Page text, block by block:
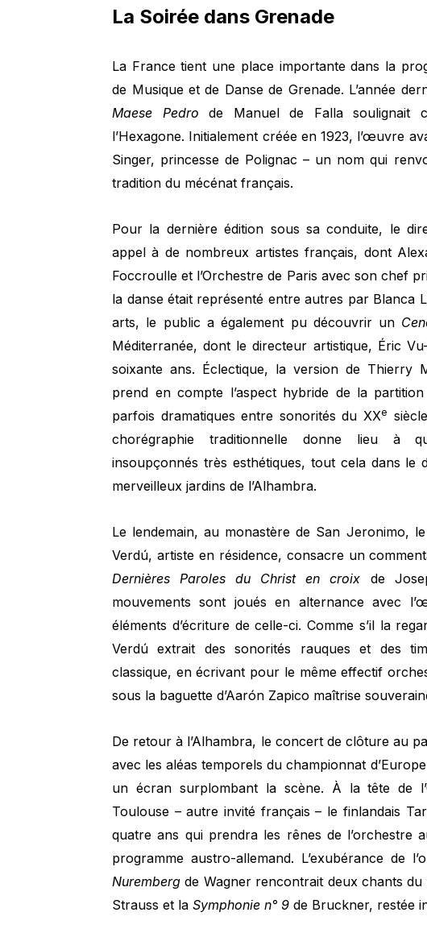
La Soirée dans Grenade
La France tient une place importante dans la
de Musique et de Danse de Grenade. L’année
Maese Pedro de Manuel de Falla soulignait
l’Hexagone. Initialement créée en 1923, l’œuvre
Singer, princesse de Polignac – un nom qui
tradition du mécénat français.
Pour la dernière édition sous sa conduite, le
appel à de nombreux artistes français, dont
Foccroulle et l’Orchestre de Paris avec son chef
la danse était représenté entre autres par Blanca
arts, le public a également pu découvrir un
Méditerranée, dont le directeur artistique, Éric
soixante ans. Éclectique, la version de Thierry
prend en compte l’aspect hybride de la
parfois dramatiques entre sonorités du XXe
chorégraphie traditionnelle donne lieu à
insoupçonnés très esthétiques, tout cela dans le
merveilleux jardins de l’Alhambra.
Le lendemain, au monastère de San Jeronimo,
Verdú, artiste en résidence, consacre un
Dernières Paroles du Christ en croix de
mouvements sont joués en alternance avec
éléments d’écriture de celle-ci. Comme s’il la
Verdú extrait des sonorités rauques et des
classique, en écrivant pour le même effectif
sous la baguette d’Aarón Zapico maîtrise
De retour à l’Alhambra, le concert de clôture au
avec les aléas temporels du championnat
un écran surplombant la scène. À la tête de
Toulouse – autre invité français – le finlandais
quatre ans qui prendra les rênes de l’orchestre
programme austro-allemand. L’exubérance de
Nurembergde Wagner rencontrait deux chants du
Strauss et laSymphonie n° 9 de Bruckner, restée